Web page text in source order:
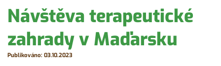
Návštěva terapeutické
zahrady v Maďarsku
Publikováno: 03.10.2023